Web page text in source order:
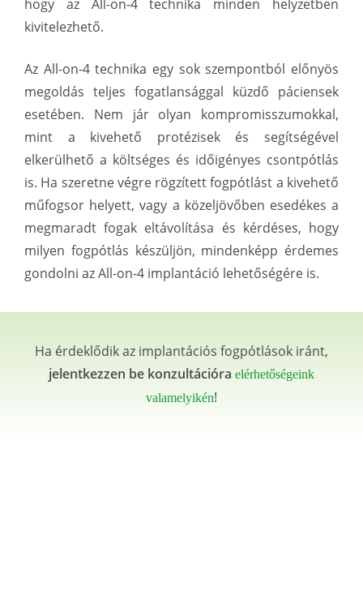
hogy az All-on-4 technika minden helyzetben
kivitelezhető.
Az All-on-4 technika egy sok szempontból előnyös
megoldás teljes fogatlansággal küzdő páciensek
esetében. Nem jár olyan kompromisszumokkal,
mint a kivehető protézisek és segítségével
elkerülhető a költséges és időigényes csontpótlás
is. Ha szeretne végre rögzített fogpótlást a kivehető
műfogsor helyett, vagy a közeljövőben esedékes a
megmaradt fogak eltávolítása és kérdéses, hogy
milyen fogpótlás készüljön, mindenképp érdemes
gondolni az All-on-4 implantáció lehetőségére is.
Ha érdeklődik az implantációs fogpótlások iránt,
jelentkezzen be konzultációra elérhetőségeink
valamelyikén!